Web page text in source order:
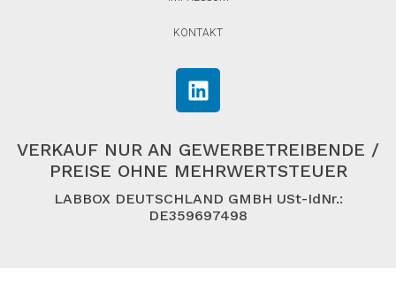
KONTAKT
VERKAUF NUR AN GEWERBETREIBENDE /
PREISE OHNE MEHRWERTSTEUER
LABBOX DEUTSCHLAND GMBH USt-IdNr.:
DE359697498